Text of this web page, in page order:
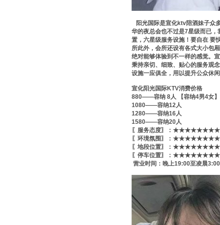
阳光国际是宣化ktv陪酒妹子众
华的夜总会也不过是7星级而已
置，六星级服务设施！要自在 要
所此外，会所还设有各式大小包
绝对能够体验到不一样的感觉。
秉持亲切、细致、贴心的服务观
设施一应俱全，用以提升公众休
宣化阳光国际KTV消费价格
880——容纳 8人 【容纳4男4女】
1080——容纳12人
1280——容纳16人
1580——容纳20人
〖服务态度〗：
〖环境氛围〗：
〖地段位置〗：
〖停车位置〗：
营业时间：晚上19:00至凌晨3:00